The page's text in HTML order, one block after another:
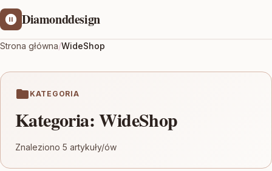
Diamonddesign
Strona główna/WideShop
KATEGORIA
Kategoria:WideShop
Znaleziono 5 artykuły/ów